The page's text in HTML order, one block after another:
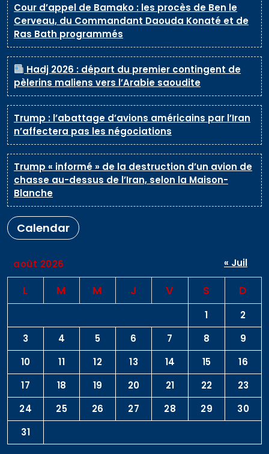
Cour d’appel de Bamako : les procès de Ben le
Cerveau, du Commandant Daouda Konaté et de
Ras Bath programmés
Hadj 2026 : départ du premier contingent de
pèlerins maliens vers l’Arabie saoudite
Trump : l’abattage d’avions américains par l’Iran
n’affectera pas les négociations
Trump « informé » de la destruction d’un avion de
chasse au-dessus de l’Iran, selon la Maison-
Blanche
Calendar
août 2026
L M M J V S D
1
2
3
4 5 6 7 8
9
10
11 12 13 14 15
16
17
18 19 20 21 22
23
24
25 26 27 28 29
30
31
« Juil